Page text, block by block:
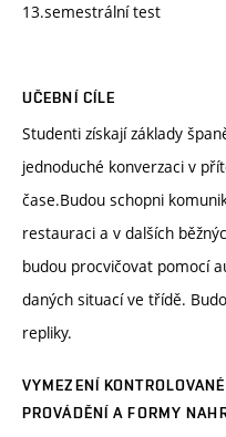
13.semestrální test
UČEBNÍ CÍLE
Studenti získají základy
jednoduché konverzaci v
čase.Budou schopni
restauraci a v dalších
budou procvičovat pomocí
daných situací ve třídě.
repliky.
VYMEZENÍ
PROVÁDĚNÍ A FORMY